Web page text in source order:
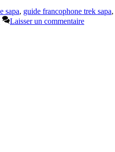
sapa, guide francophone trek sapa,
Laisser un commentaire